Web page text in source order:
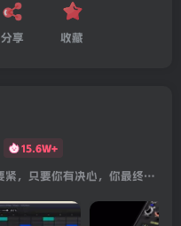
分享 收藏
15.6W+
不管你有多慢，都不要紧，只要你有决心，你最终都会到达想去的地方